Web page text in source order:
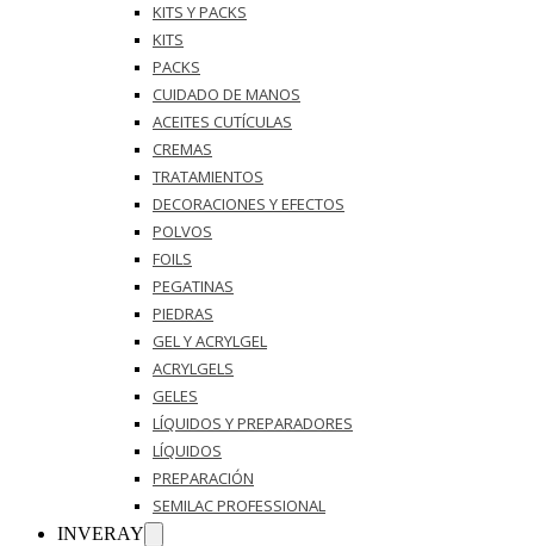
KITS Y PACKS
KITS
PACKS
CUIDADO DE MANOS
ACEITES CUTÍCULAS
CREMAS
TRATAMIENTOS
DECORACIONES Y EFECTOS
POLVOS
FOILS
PEGATINAS
PIEDRAS
GEL Y ACRYLGEL
ACRYLGELS
GELES
LÍQUIDOS Y PREPARADORES
LÍQUIDOS
PREPARACIÓN
SEMILAC PROFESSIONAL
INVERAY